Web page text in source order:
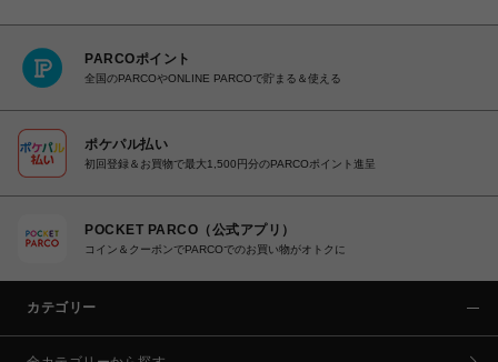
PARCOポイント
全国のPARCOやONLINE PARCOで貯まる＆使える
ポケパル払い
初回登録＆お買物で最大1,500円分のPARCOポイント進呈
POCKET PARCO（公式アプリ）
コイン＆クーポンでPARCOでのお買い物がオトクに
カテゴリー